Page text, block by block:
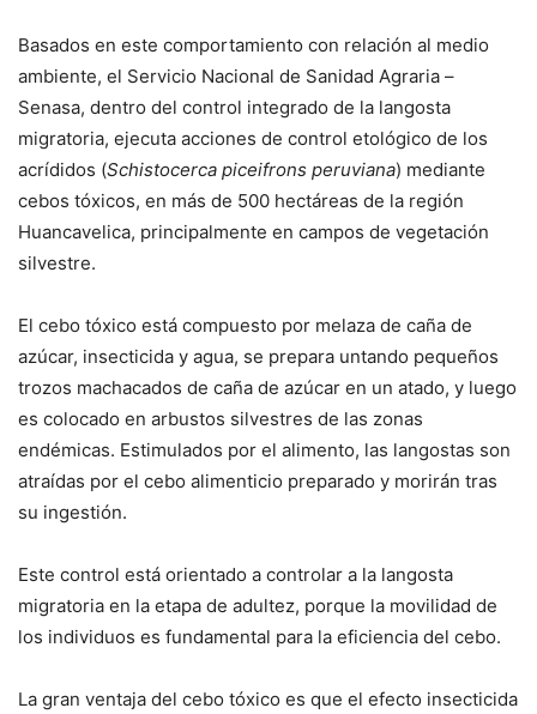
Basados en este comportamiento con relación al medio
ambiente, el Servicio Nacional de Sanidad Agraria –
Senasa, dentro del control integrado de la langosta
migratoria, ejecuta acciones de control etológico de los
acrídidos (Schistocerca piceifrons peruviana) mediante
cebos tóxicos, en más de 500 hectáreas de la región
Huancavelica, principalmente en campos de vegetación
silvestre.
El cebo tóxico está compuesto por melaza de caña de
azúcar, insecticida y agua, se prepara untando pequeños
trozos machacados de caña de azúcar en un atado, y luego
es colocado en arbustos silvestres de las zonas
endémicas. Estimulados por el alimento, las langostas son
atraídas por el cebo alimenticio preparado y morirán tras
su ingestión.
Este control está orientado a controlar a la langosta
migratoria en la etapa de adultez, porque la movilidad de
los individuos es fundamental para la eficiencia del cebo.
La gran ventaja del cebo tóxico es que el efecto insecticida